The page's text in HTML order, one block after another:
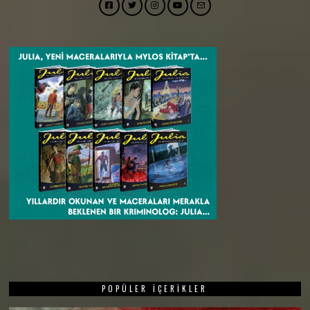
Facebook
TwitterInstagram
YouTubeEmail
POPÜLER İÇERIKLER